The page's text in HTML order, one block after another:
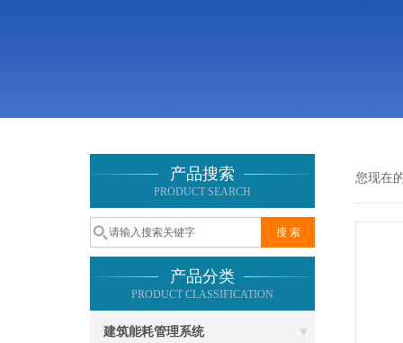
产品搜索
PRODUCT SEARCH
产品分类
PRODUCT CLASSIFICATION
建筑能耗管理系统
您现在